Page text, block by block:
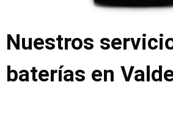
Nuestros
baterías en